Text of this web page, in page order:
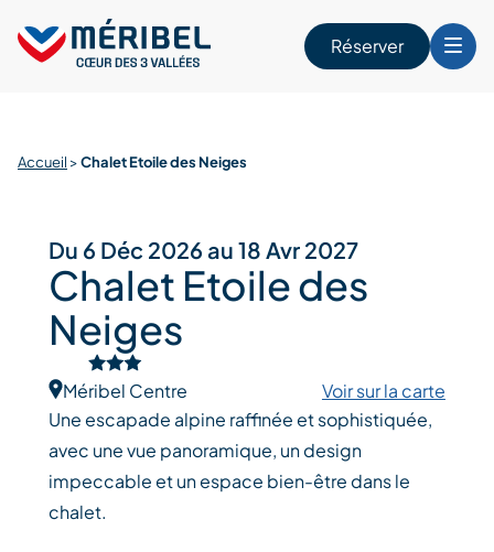
content
Réserver
Accueil >Chalet Etoile des Neiges
Du 6 Déc 2026 au 18 Avr 2027
Chalet Etoile des
Neiges
Méribel Centre
Voir sur la carte
Une escapade alpine raffinée et sophistiquée,
avec une vue panoramique, un design
impeccable et un espace bien-être dans le
chalet.